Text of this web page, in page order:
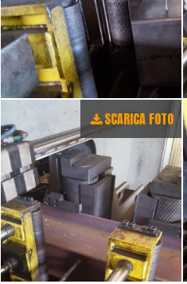
SCARICA FOTO